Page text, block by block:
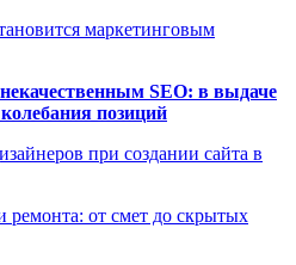
маркетинговым
некачественным SEO: в выдаче
позиций
при создании сайта в
ремонта: от смет до скрытых